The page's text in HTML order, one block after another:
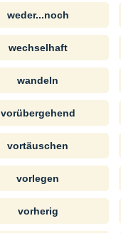
weder...noch
wechselhaft
wandeln
vorübergehend
vortäuschen
vorlegen
vorherig